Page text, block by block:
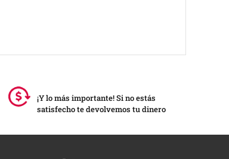
¡Y lo más importante! Si no estás
satisfecho te devolvemos tu dinero